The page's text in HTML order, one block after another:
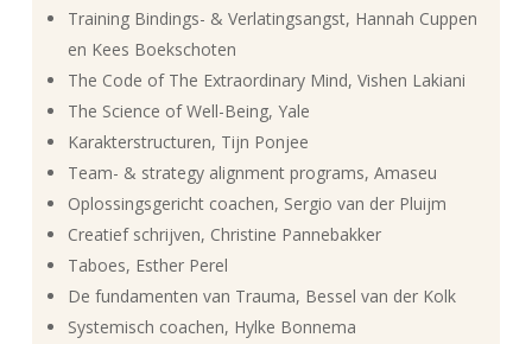
Training Bindings- & Verlatingsangst, Hannah Cuppen
en Kees Boekschoten
The Code of The Extraordinary Mind, Vishen Lakiani
The Science of Well-Being, Yale
Karakterstructuren, Tijn Ponjee
Team- & strategy alignment programs, Amaseu
Oplossingsgericht coachen, Sergio van der Pluijm
Creatief schrijven, Christine Pannebakker
Taboes, Esther Perel
De fundamenten van Trauma, Bessel van der Kolk
Systemisch coachen, Hylke Bonnema